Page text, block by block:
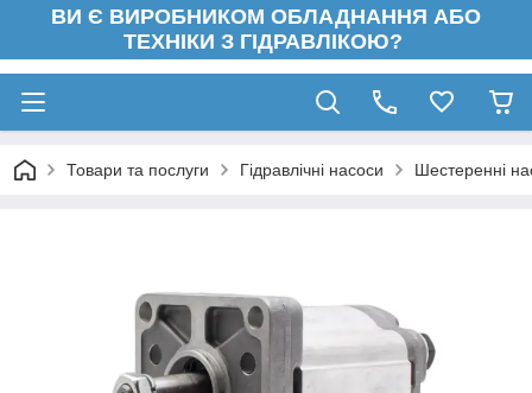
ВИ Є ВИРОБНИКОМ ОБЛАДНАННЯ АБО
ТЕХНІКИ З ГІДРАВЛІКОЮ?
Товари та послуги Гідравлічні насоси Шестеренні